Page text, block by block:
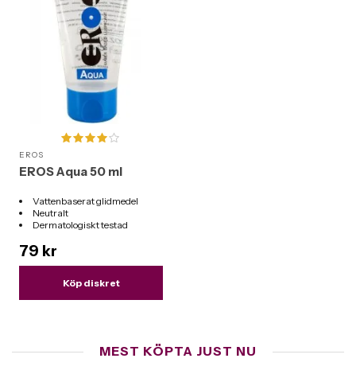
EROS
EROS Aqua 50 ml
Vattenbaserat glidmedel
Neutralt
Dermatologiskt testad
79 kr
Köp diskret
MEST KÖPTA JUST NU